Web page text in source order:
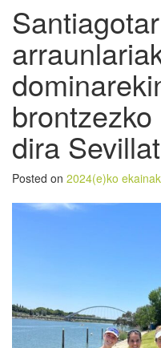
dira
Posted on 2024(e)ko